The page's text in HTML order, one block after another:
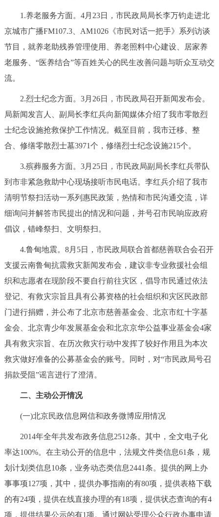
1.养老服务方面。4月23日，市民政局局长李万钧走进北
京城市广播FM107.3、AM1026《市民对话一把手》系列访谈
节目，就养老助残券管理使用、养老照料中心建设、居家养
老服务、“医养结合”等百姓关心的民生改善问题与听众互动交
流。
2.烈士纪念方面。3月26日，市民政局召开新闻发布会。
局新闻发言人、副局长李红兵向新闻媒体介绍了我市零散烈
士纪念设施抢救保护工作情况。截至目前，我市迁移、整
合、修缮零散烈士墓3971个，修缮烈士纪念设施215个。
3.殡葬服务方面。3月25日，市民政局副局长李红兵带队
到市非紧急救助中心现场接听市民电话。李红兵介绍了我市
清明节祭扫活动一系列惠民政策，热情和市民沟通交流，详
细询问并解答市民提出的情况和问题，并号召市民响应政府
倡议，错峰祭扫、文明祭扫。
4.鲁甸地震。8月5日，市民政局联合首都慈善联合会召开
支援云南鲁甸抗震救灾新闻发布会，建议非专业救援社会组
织和志愿者在现阶段不要自行前往灾区，倡导市民通过依法
登记、有救灾宗旨且具有公募资格的社会组织和灾区民政部
门进行捐赠，并公布了北京市慈善基金会、北京市红十字基
金会、北京青少年发展基金会和北京京华公益事业基金会4家
具有救灾宗旨、在历次救灾行动中发挥了较好作用且为本次
救灾做好准备的公募基金会的账号。同时，对“市民政局号召
捐款受阻”谣言进行了澄清。
二、主动公开情况
(一)北京民政信息网信和政务微博应用情况
2014年全年共发布政务信息2512条。其中，全文电子化
率达100%。在主动公开的信息中，法规文件类信息61条，规
划计划类信息10条，业务动态类信息2441条。提供的网上办
事事项127项，其中，提供办事指南的有80项，提供表格下载
的有24项，提供在线直接办理的有18项，提供状态查询的有4
项，提供结果公示的有1项。通过网站受理公众行政办事申请